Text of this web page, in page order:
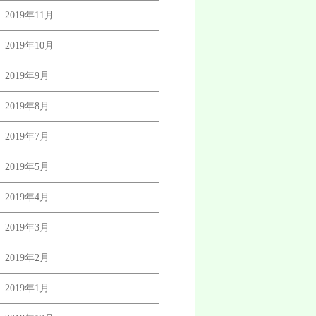
2019年11月
2019年10月
2019年9月
2019年8月
2019年7月
2019年5月
2019年4月
2019年3月
2019年2月
2019年1月